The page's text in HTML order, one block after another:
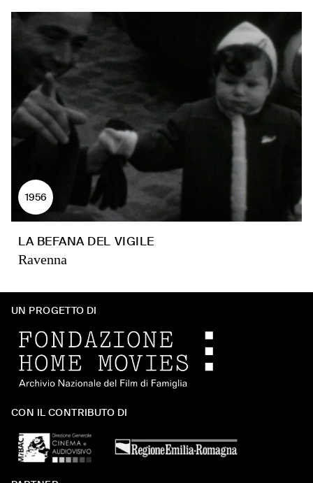
1956
LA BEFANA DEL VIGILE
Ravenna
UN PROGETTO DI
CON IL CONTRIBUTO DI